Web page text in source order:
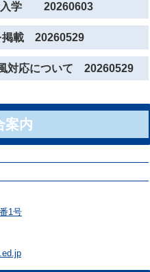
入学 20260603
掲載 20260529
対応について 20260529
案内
1号